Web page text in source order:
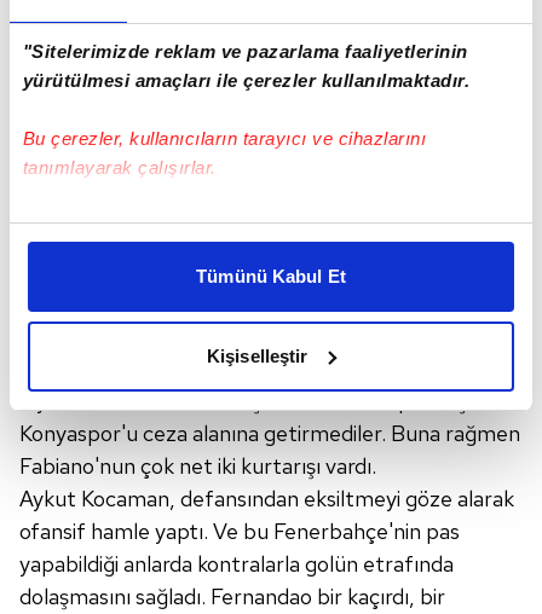
"Sitelerimizde reklam ve pazarlama faaliyetlerinin
yürütülmesi amaçları ile çerezler kullanılmaktadır.
Bu çerezler, kullanıcıların tarayıcı ve cihazlarını
tanımlayarak çalışırlar.
Bu çerezlere izin vermeniz halinde sizlere özel
daha iyi reklam deneyimi yaşatabiliriz. Bunu yaparken
amacımızın size daha iyi bir reklam deneyimi sunmak
elimizden gelen çabayı gösterdiğimizi ve bu noktada,
kalemimiz olduğunu sizlere hatırlatmak isteriz.
Her halükârda, kullanıcılar, bu çerezlere izin vermedikleri
takdirde, kullanıcılara hedefli reklamlar
gösterilmeyecektir."
Sizlere daha iyi bir hizmet sunabilmek için İnternet
Tümünü Kabul Et
Kişiselleştir
Trabzon lig maçını daha önemsemişgözüktü.
Sadece Kjaer'indevamlı oynadığı Fenerbahçe
hücumlarını, ilk 45'te etkili gerçekleştiremediğinin
altını çizelim. Volkan
girdiler. Topun sorumluluğunuNani almadı, Ozan ile
kovalarken 'istiyorum
oyuncu Alper'di.
gelen Volkan-
Öyle bir duvar ördüler ki şut ve duran toplar dışında
Konyaspor'u ceza alanına getirmediler. Buna rağmen
Fabiano'nun çok net iki kurtarışı vardı.
Aykut Kocaman, defansından eksiltmeyi göze alarak
ofansif hamle yaptı. Ve bu Fenerbahçe'nin pas
yapabildiği anlarda kontralarla golün etrafında
dolaşmasını sağladı. Fernandao bir kaçırdı, bir